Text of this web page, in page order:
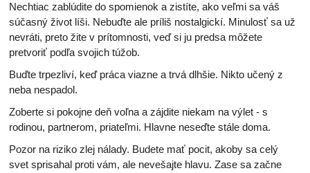
Nechtiac zablúdite do spomienok a zistíte, ako veľmi sa váš
súčasný život líši. Nebuďte ale príliš nostalgickí. Minulosť sa už
nevráti, preto žite v prítomnosti, veď si ju predsa môžete
pretvoriť podľa svojich túžob.
Buďte trpezliví, keď práca viazne a trvá dlhšie. Nikto učený z
neba nespadol.
Zoberte si pokojne deň voľna a zájdite niekam na výlet - s
rodinou, partnerom, priateľmi. Hlavne neseďte stále doma.
Pozor na riziko zlej nálady. Budete mať pocit, akoby sa celý
svet sprisahal proti vám, ale nevešajte hlavu. Zase sa začne